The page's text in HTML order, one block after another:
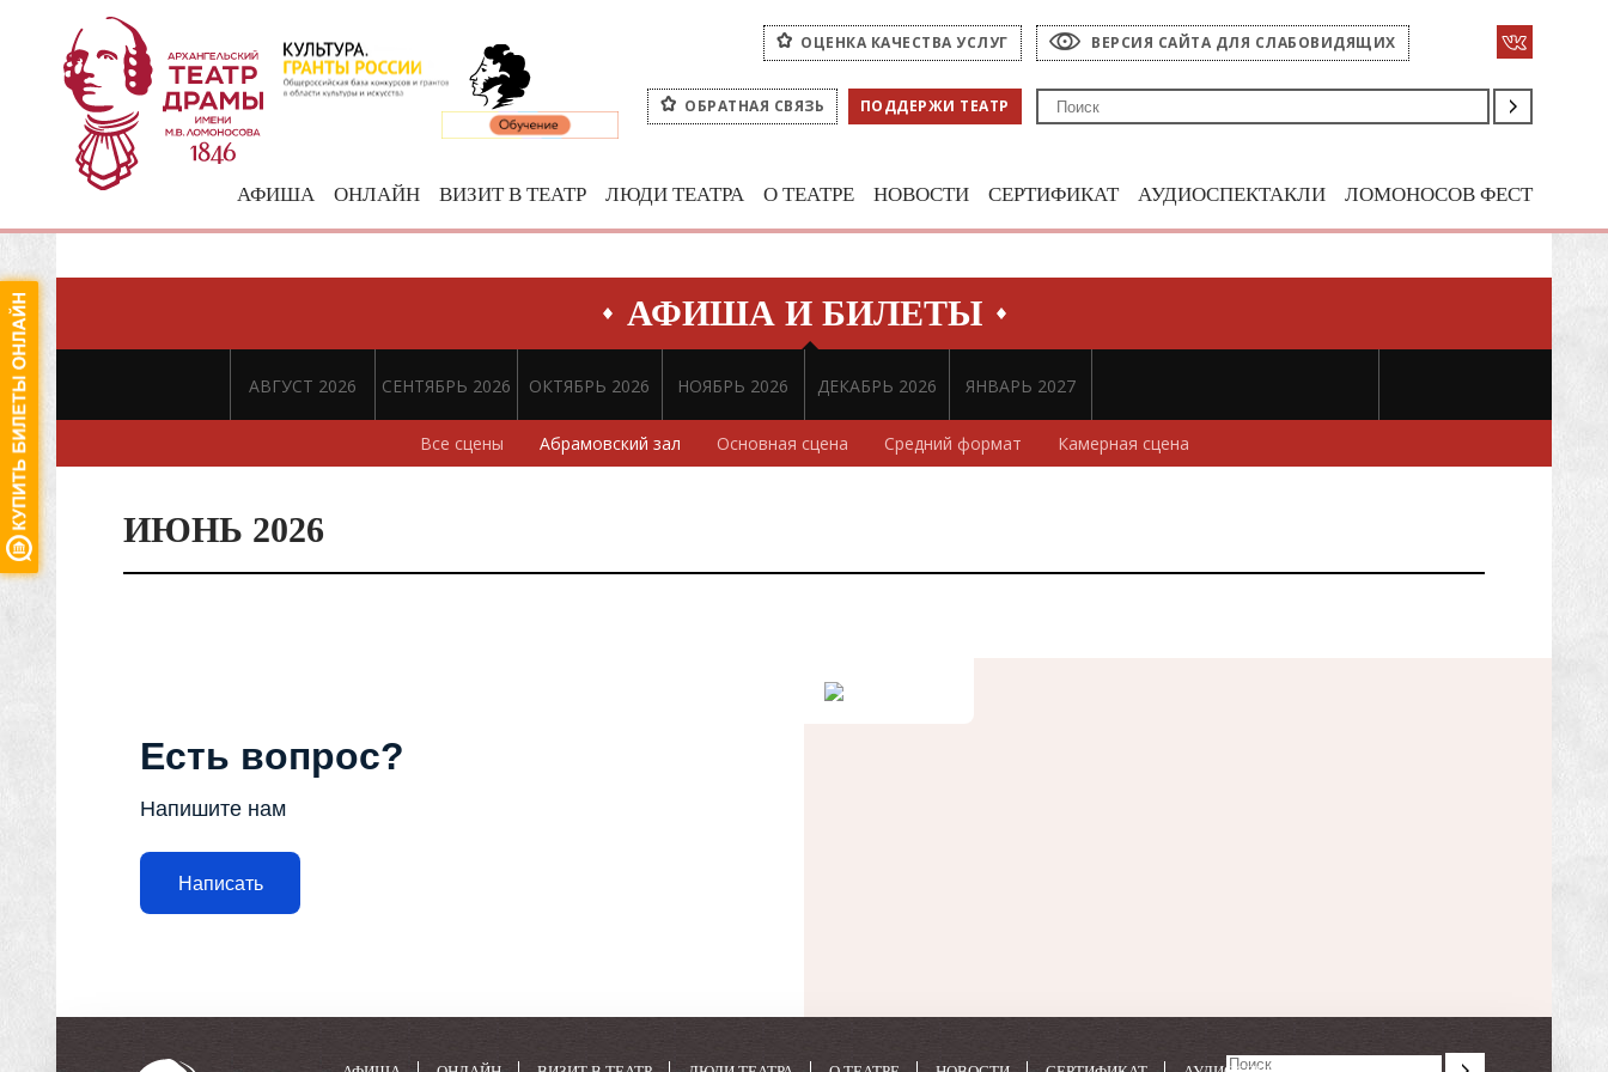
ОЦЕНКА КАЧЕСТВА УСЛУГ ВЕРСИЯ САЙТА ДЛЯ СЛАБОВИДЯЩИХ
ОБРАТНАЯ СВЯЗЬ ПОДДЕРЖИ ТЕАТР
АФИША ОНЛАЙН ВИЗИТ В ТЕАТР ЛЮДИ ТЕАТРА О ТЕАТРЕ НОВОСТИ СЕРТИФИКАТ АУДИОСПЕКТАКЛИ ЛОМОНОСОВ ФЕСТ
АФИША И БИЛЕТЫ
АВГУСТ 2026 СЕНТЯБРЬ 2026 ОКТЯБРЬ 2026 НОЯБРЬ 2026 ДЕКАБРЬ 2026 ЯНВАРЬ 2027
Все сцены Абрамовский зал Основная сцена Средний формат Камерная сцена
ИЮНЬ 2026
Есть вопрос?
Напишите нам
Написать